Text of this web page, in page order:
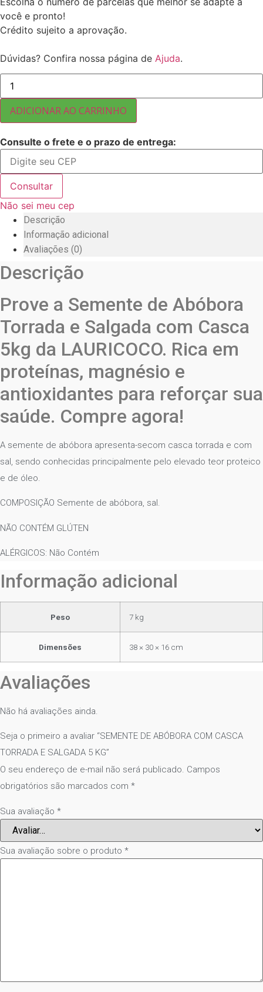
você e pronto!
Crédito sujeito a aprovação.
Dúvidas? Confira nossa página de Ajuda.
SEMENTE
DE
ABÓBORA
COM
CASCA
TORRADA
SALGADA
5
KG
quantidade
ADICIONAR AO CARRINHO
Consulte o frete e o prazo de entrega:
Consultar
Não sei meu cep
Descrição
Informação adicional
Avaliações (0)
Descrição
Prove a Semente de Abóbora
Torrada e Salgada com Casca
5kg da LAURICOCO. Rica em
proteínas, magnésio e
antioxidantes para reforçar sua
saúde. Compre agora!
A semente de abóbora apresenta-secom casca torrada e com
sal, sendo conhecidas principalmente pelo elevado teor proteico
e de óleo.
COMPOSIÇÃO Semente de abóbora, sal.
NÃO CONTÉM GLÚTEN
ALÉRGICOS: Não Contém
Informação adicional
Peso 7 kg
Dimensões 38 × 30 × 16 cm
Avaliações
Não há avaliações ainda.
Seja o primeiro a avaliar “SEMENTE DE ABÓBORA COM CASCA
TORRADA E SALGADA 5 KG”
O seu endereço de e-mail não será publicado. Campos
obrigatórios são marcados com *
Sua avaliação *
Sua avaliação sobre o produto *